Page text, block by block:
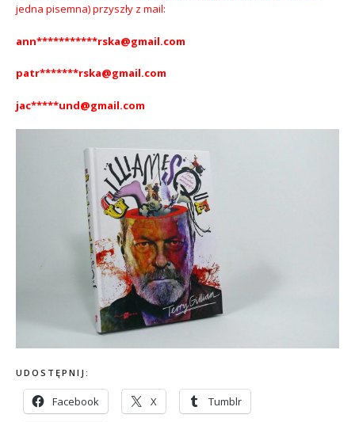
jedna pisemna) przyszły z mail:
ann***********rska@gmail.com
patr*******rska@gmail.com
jac*****und@gmail.com
UDOSTĘPNIJ:
Facebook X Tumblr